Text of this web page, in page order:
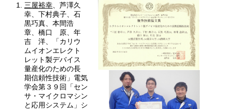
三屋裕幸 、芦澤久
幸、下村典子、石
黒巧真、本間浩
章、橋口 原、年
吉 洋、「カリウ
ムイオンエレクト
レット製デバイス
量産化のための長
期信頼性技術」電気
学会第３９回「セン
サ・マイクロマシン
と応用システム」シ